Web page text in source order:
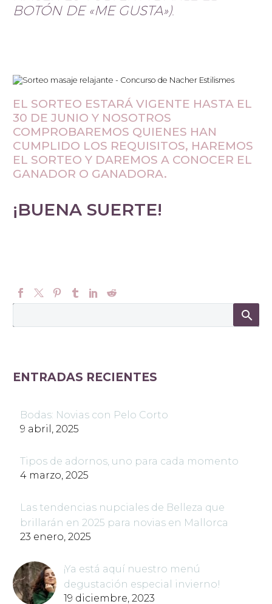
BOTÓN DE «ME GUSTA»).
EL SORTEO ESTARÁ VIGENTE HASTA EL
30 DE JUNIO Y NOSOTROS
COMPROBAREMOS QUIENES HAN
CUMPLIDO LOS REQUISITOS, HAREMOS
EL SORTEO Y DAREMOS A CONOCER EL
GANADOR O GANADORA.
¡BUENA SUERTE!
ENTRADAS RECIENTES
Bodas: Novias con Pelo Corto
9 abril, 2025
Tipos de adornos, uno para cada momento
4 marzo, 2025
Las tendencias nupciales de Belleza que
brillarán en 2025 para novias en Mallorca
23 enero, 2025
¡Ya está aquí nuestro menú
degustación especial invierno!
19 diciembre, 2023